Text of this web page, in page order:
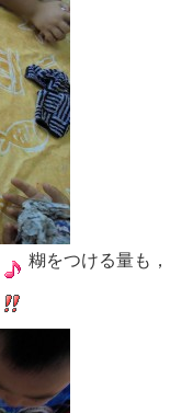
糊をつける量も，